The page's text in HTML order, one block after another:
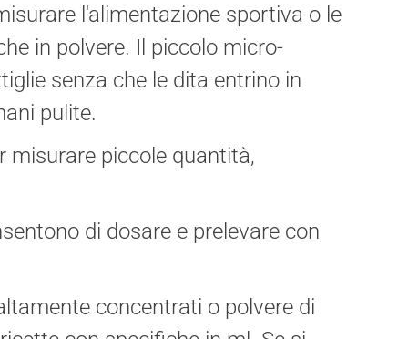
l'alimentazione sportiva o le
in polvere. Il piccolo micro-
senza che le dita entrino in
pulite.
misurare piccole quantità,
di dosare e prelevare con
concentrati o polvere di